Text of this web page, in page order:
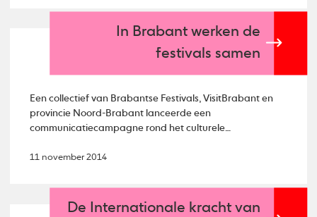
In Brabant werken de
festivals samen
Een collectief van Brabantse Festivals, VisitBrabant en
provincie Noord-Brabant lanceerde een
communicatiecampagne rond het culturele
11 november 2014
De Internationale kracht van